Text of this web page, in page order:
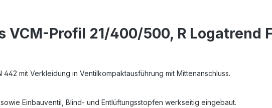
Profil 21/400/500, R Logatrend
mit Verkleidung in Ventilkompaktausführung mit Mittenanschluss.
Einbauventil, Blind- und Entlüftungsstopfen werkseitig eingebaut.